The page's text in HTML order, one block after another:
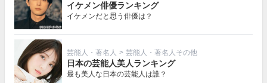
イケメン俳優ランキング
イケメンだと思う俳優は？
芸能人・著名人 > 芸能人・著名人その他
日本の芸能人美人ランキング
最も美人な日本の芸能人は誰？